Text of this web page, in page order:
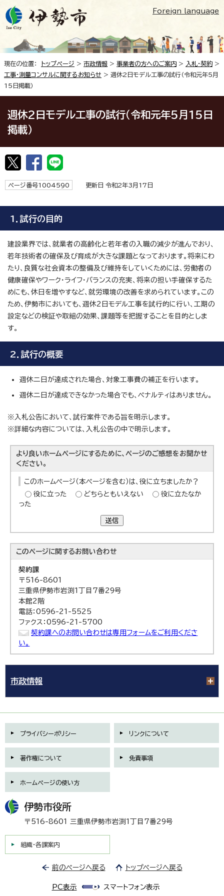
Foreign language
現在の位置： トップページ > 市政情報 > 事業者の方へのご案内 > 入札・契約 >
工事・測量コンサルに関するお知らせ > 週休2日モデル工事の試行（令和元年5月
15日掲載）
週休2日モデル工事の試行（令和元年5月15日
掲載）
ページ番号1004590 更新日 令和2年3月17日
1．試行の目的
建設業界では、就業者の高齢化と若年者の入職の減少が進んでおり、
若年技術者の確保及び育成が大きな課題となっております。将来にわ
たり、良質な社会資本の整備及び維持をしていくためには、労働者の
健康確保やワーク・ライフ・バランスの充実、将来の担い手確保するた
めにも、休日を増やすなど、就労環境の改善を求められています。この
ため、伊勢市においても、週休2日モデル工事を試行的に行い、工期の
設定などの検証や取組の効果、課題等を把握することを目的としま
す。
2．試行の概要
週休二日が達成された場合、対象工事費の補正を行います。
週休二日が達成できなかった場合でも、ペナルティはありません。
※入札公告において、試行案件である旨を明示します。
※詳細な内容については、入札公告の中で明示します。
より良いホームページにするために、ページのご感想をお聞かせ
ください。
このホームページ（本ページを含む）は、役に立ちましたか？
役に立った
どちらともいえない
役に立たなか
った
送信
このページに関するお問い合わせ
契約課
〒516-8601
三重県伊勢市岩渕1丁目7番29号
本館2階
電話：0596-21-5525
ファクス：0596-21-5700
契約課へのお問い合わせは専用フォームをご利用くださ
い。
市政情報
プライバシーポリシー リンクについて
著作権について 免責事項
ホームページの使い方
伊勢市役所
〒516-8601 三重県伊勢市岩渕1丁目7番29号
組織・各課案内
前のページへ戻る トップページへ戻る
PC表示 スマートフォン表示